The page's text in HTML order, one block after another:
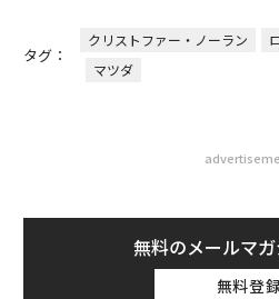
タグ：
クリストファー・ノーラン
マツダ
無料のメールマ
無料登